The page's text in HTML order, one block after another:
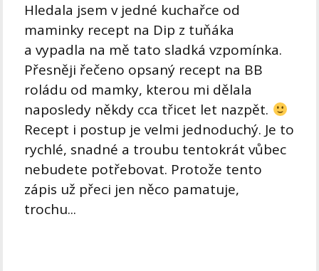
Hledala jsem v jedné kuchařce od
maminky recept na Dip z tuňáka
a vypadla na mě tato sladká vzpomínka.
Přesněji řečeno opsaný recept na BB
roládu od mamky, kterou mi dělala
naposledy někdy cca třicet let nazpět.
Recept i postup je velmi jednoduchý. Je to
rychlé, snadné a troubu tentokrát vůbec
nebudete potřebovat. Protože tento
zápis už přeci jen něco pamatuje,
trochu...